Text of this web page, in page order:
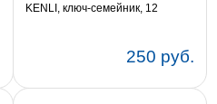
KENLI, ключ-семейник, 12
250 руб.